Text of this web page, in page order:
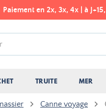
Paiement en 2x, 3x, 4x | à
TRUITE MER
Canne voyage